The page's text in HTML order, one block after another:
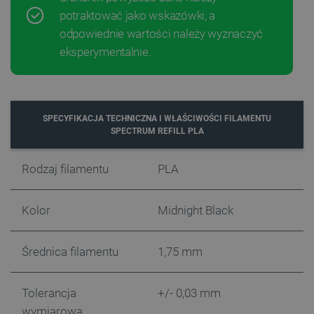
potraktować jako wskazówki, a
odpowiednie wartości należy wyznaczyć
eksperymentalnie.
SPECYFIKACJA TECHNICZNA I WŁAŚCIWOŚCI FILAMENTU
SPECTRUM REFILL PLA
Rodzaj filamentu PLA
Kolor Midnight Black
Średnica filamentu 1,75 mm
Tolerancja
+/- 0,03 mm
Polityce prywatności Google